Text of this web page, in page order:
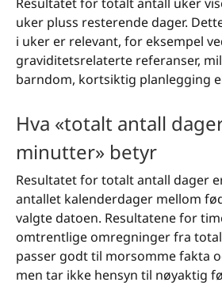
uker pluss resterende dager.
i uker er relevant, for eksempel
graviditetsrelaterte referanser,
barndom, kortsiktig planlegging
Hva «totalt antall
minutter» betyr
Resultatet for totalt antall dager
antallet kalenderdager mellom
valgte datoen. Resultatene for
omtrentlige omregninger fra
passer godt til morsomme fakta
men tar ikke hensyn til nøyaktig